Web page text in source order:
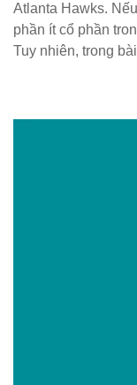
Atlanta Hawks.
phần ít cổ phần
Tuy nhiên, trong